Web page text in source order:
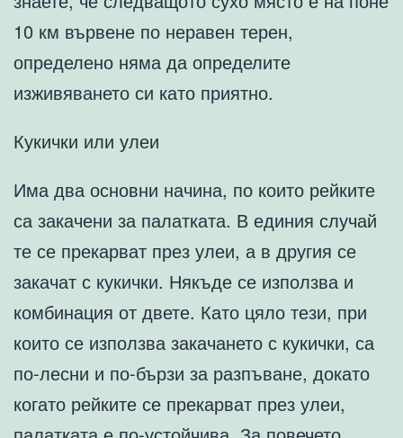
10 км вървене по неравен терен,
определено няма да определите
изживяването си като приятно.
Кукички или улеи
Има два основни начина, по които рейките
са закачени за палатката. В единия случай
те се прекарват през улеи, а в другия се
закачат с кукички. Някъде се използва и
комбинация от двете. Като цяло тези, при
които се използва закачането с кукички, са
по-лесни и по-бързи за разпъване, докато
когато рейките се прекарват през улеи,